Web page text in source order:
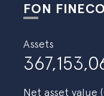
FON
Assets
Net asset value